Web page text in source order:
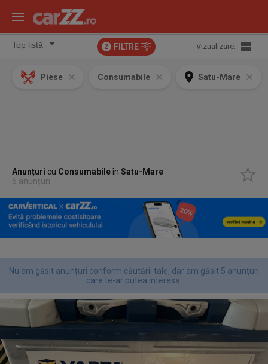
2 FILTRE Vizualizare:
Piese Consumabile Satu-Mare
Anunțuri cu ConsumabileînSatu-Mare
5 anunțuri
Nu am găsit anunțuri conform căutării tale, dar am găsit 5 anunțuri
care te-ar putea interesa.